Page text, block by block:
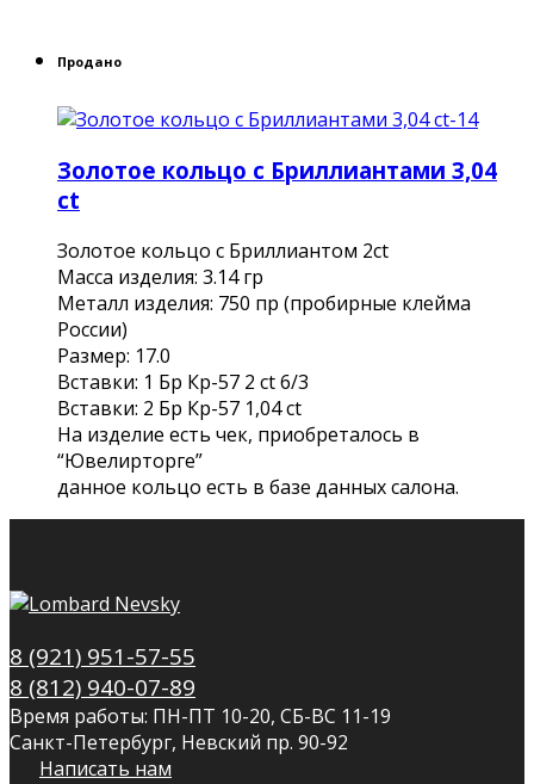
Продано
Золотое кольцо с Бриллиантами 3,04
ct
Золотое кольцо с Бриллиантом 2ct
Масса изделия: 3.14 гр
Металл изделия: 750 пр (пробирные клейма
России)
Размер: 17.0
Вставки: 1 Бр Кр-57 2 ct 6/3
Вставки: 2 Бр Кр-57 1,04 сt
На изделие есть чек, приобреталось в
“Ювелирторге”
данное кольцо есть в базе данных салона.
8 (921) 951-57-55
8 (812) 940-07-89
Время работы: ПН-ПТ 10-20, СБ-ВС 11-19
Санкт-Петербург, Невский пр. 90-92
Написать нам